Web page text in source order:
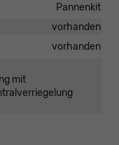
Pannenkit
vorhanden
vorhanden
mit